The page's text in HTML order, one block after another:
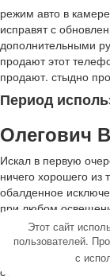
режим авто в
исправят с
дополнительными
продают этот
продают. стыдно
Период
Олегович
Искал в первую
ничего хорошего из
обалденное
при любом
разрешения, 4К
видны даже
справляется,
объекту съёмки
Этот сайт
пользователей.
с